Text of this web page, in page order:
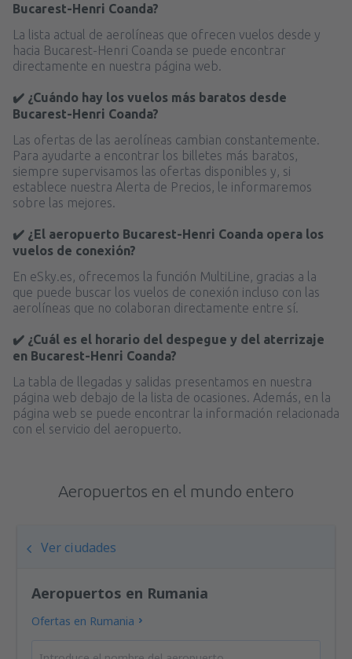
Bucarest-Henri Coanda?
La lista actual de aerolíneas que ofrecen vuelos desde y
hacia Bucarest-Henri Coanda se puede encontrar
directamente en nuestra página web.
✔️ ¿Cuándo hay los vuelos más baratos desde
Bucarest-Henri Coanda?
Las ofertas de las aerolíneas cambian constantemente.
Para ayudarte a encontrar los billetes más baratos,
siempre supervisamos las ofertas disponibles y, si
establece nuestra Alerta de Precios, le informaremos
sobre las mejores.
✔️ ¿El aeropuerto Bucarest-Henri Coanda opera los
vuelos de conexión?
En eSky.es, ofrecemos la función MultiLine, gracias a la
que puede buscar los vuelos de conexión incluso con las
aerolíneas que no colaboran directamente entre sí.
✔️ ¿Cuál es el horario del despegue y del aterrizaje
en Bucarest-Henri Coanda?
La tabla de llegadas y salidas presentamos en nuestra
página web debajo de la lista de ocasiones. Además, en la
página web se puede encontrar la información relacionada
con el servicio del aeropuerto.
Aeropuertos en el mundo entero
Ver ciudades
Aeropuertos en Rumania
Ofertas en Rumania